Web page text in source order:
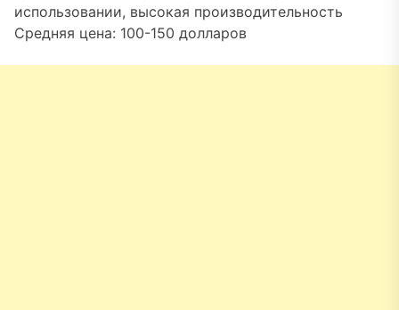
использовании, высокая производительность
Средняя цена: 100-150 долларов